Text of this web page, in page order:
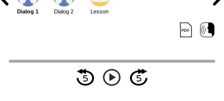
Dialog 1 Dialog 2 Lesson